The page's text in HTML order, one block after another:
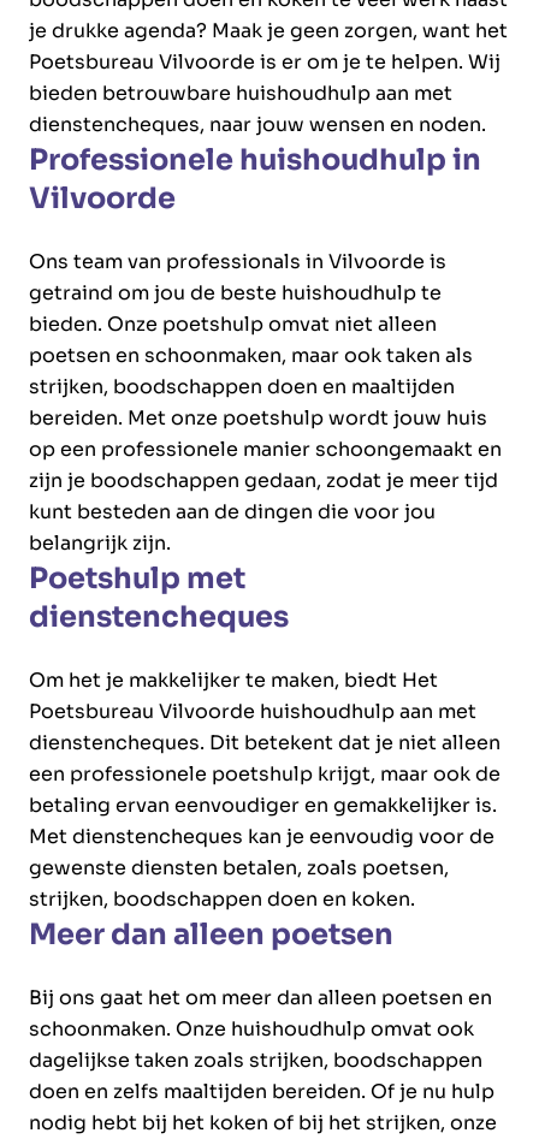
je drukke agenda? Maak je geen zorgen, want het
Poetsbureau Vilvoorde is er om je te helpen. Wij
bieden betrouwbare huishoudhulp aan met
dienstencheques, naar jouw wensen en noden.
Professionele huishoudhulp in
Vilvoorde
Ons team van professionals in Vilvoorde is
getraind om jou de beste huishoudhulp te
bieden. Onze poetshulp omvat niet alleen
poetsen en schoonmaken, maar ook taken als
strijken, boodschappen doen en maaltijden
bereiden. Met onze poetshulp wordt jouw huis
op een professionele manier schoongemaakt en
zijn je boodschappen gedaan, zodat je meer tijd
kunt besteden aan de dingen die voor jou
belangrijk zijn.
Poetshulp met
dienstencheques
Om het je makkelijker te maken, biedt Het
Poetsbureau Vilvoorde huishoudhulp aan met
dienstencheques. Dit betekent dat je niet alleen
een professionele poetshulp krijgt, maar ook de
betaling ervan eenvoudiger en gemakkelijker is.
Met dienstencheques kan je eenvoudig voor de
gewenste diensten betalen, zoals poetsen,
strijken, boodschappen doen en koken.
Meer dan alleen poetsen
Bij ons gaat het om meer dan alleen poetsen en
schoonmaken. Onze huishoudhulp omvat ook
dagelijkse taken zoals strijken, boodschappen
doen en zelfs maaltijden bereiden. Of je nu hulp
nodig hebt bij het koken of bij het strijken, onze